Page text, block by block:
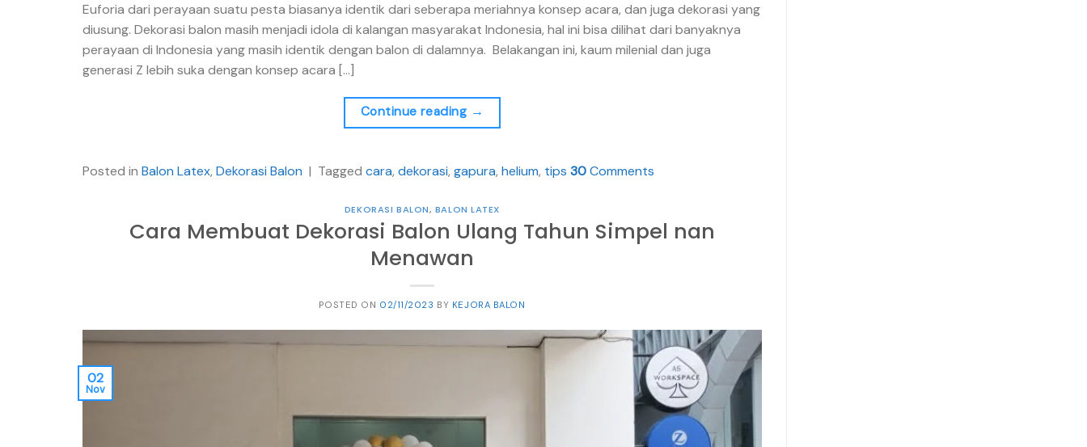
Euforia dari perayaan suatu pesta biasanya identik dari seberapa meriahnya konsep acara, dan juga dekorasi yang
diusung. Dekorasi balon masih menjadi idola di kalangan masyarakat Indonesia, hal ini bisa dilihat dari banyaknya
perayaan di Indonesia yang masih identik dengan balon di dalamnya. Belakangan ini, kaum milenial dan juga
generasi Z lebih suka dengan konsep acara […]
Continue reading →
Posted in Balon Latex, Dekorasi Balon | Tagged cara, dekorasi, gapura, helium, tips 30Comments
DEKORASI BALON, BALON LATEX
Cara Membuat Dekorasi Balon Ulang Tahun Simpel nan
Menawan
POSTED ON 02/11/2023 BY KEJORA BALON
02
Nov